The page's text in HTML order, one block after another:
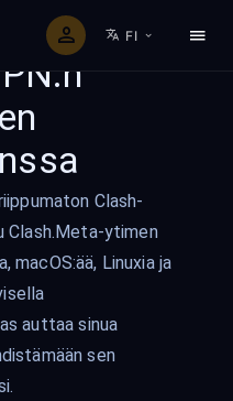
FI
Clash-
Clash.Meta-ytimen
macOS:ää, Linuxia ja
auttaa sinua
sen